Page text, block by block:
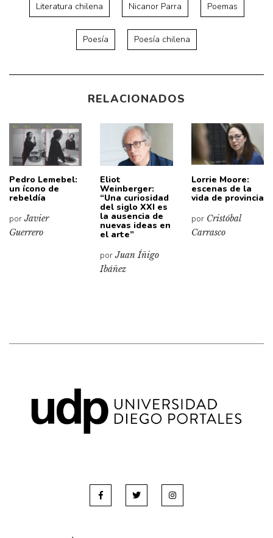
Literatura chilena Nicanor Parra Poemas
Poesía Poesía chilena
RELACIONADOS
Pedro Lemebel:
un ícono de
rebeldía
porJavier
Guerrero
Eliot
Weinberger:
“Una curiosidad
del siglo XXI es
la ausencia de
nuevas ideas en
el arte”
porJuan Íñigo
Ibáñez
Lorrie Moore:
escenas de la
vida de provincia
por Cristóbal
Carrasco